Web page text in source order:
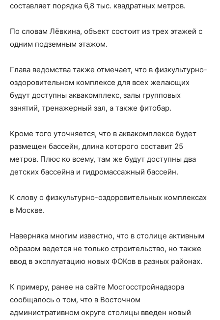
составляет порядка 6,8 тыс. квадратных метров.
По словам Лёвкина, объект состоит из трех этажей с
одним подземным этажом.
Глава ведомства также отмечает, что в физкультурно-
оздоровительном комплексе для всех желающих
будут доступны аквакомплекс, залы групповых
занятий, тренажерный зал, а также фитобар.
Кроме того уточняется, что в аквакомплексе будет
размещен бассейн, длина которого составит 25
метров. Плюс ко всему, там же будут доступны два
детских бассейна и гидромассажный бассейн.
К слову о физкультурно-оздоровительных комплексах
в Москве.
Наверняка многим известно, что в столице активным
образом ведется не только строительство, но также
ввод в эксплуатацию новых ФОКов в разных районах.
К примеру, ранее на сайте Мосгосстройнадзора
сообщалось о том, что в Восточном
административном округе столицы введен новый